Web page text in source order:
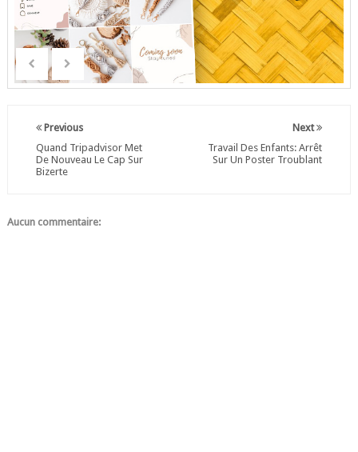
Next
Travail Des Enfants: Arrêt
Sur Un Poster Troublant
Previous
Quand Tripadvisor Met
De Nouveau Le Cap Sur
Bizerte
Aucun commentaire: